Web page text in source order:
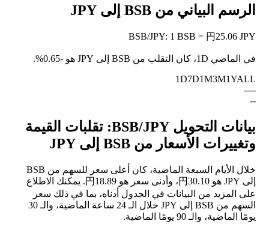
الرسم البياني من BSB إلى JPY
BSB/JPY: 1 BSB = 円25.06 JPY
في الماضي 1D، كان التقلب من BSB إلى JPY هو -0.65%
.
1D7D1M3M1YALL
--
--
--
بيانات التحويل BSB/JPY: تقلبات القيمة
وتغييرات الأسعار من BSB إلى JPY
خلال الأيام السبعة الماضية، كان أعلى سعر للسهم من BSB
إلى JPY هو 円30.10، وأدنى سعر هو 円18.89. يمكنك الاطلاع
على المزيد من البيانات في الجدول أدناه، بما في ذلك سعر
السهم من BSB إلى JPY خلال الـ 24 ساعة الماضية، والـ 30
يومًا الماضية، والـ 90 يومًا الماضية.